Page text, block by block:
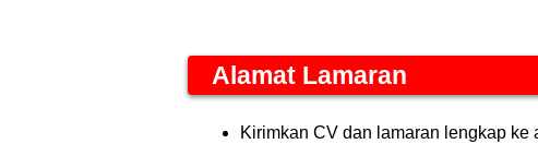
Alamat Lamaran
Kirimkan CV dan lamaran lengkap ke